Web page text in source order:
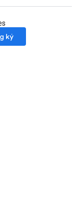
ký